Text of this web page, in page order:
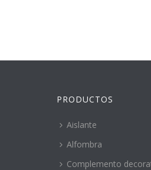
PRODUCTOS
Aislante
Alfombra
Complemento